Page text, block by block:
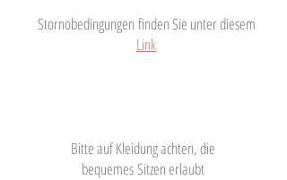
Stornobedingungen finden Sie unter diesem
Link
Bitte auf Kleidung achten, die
bequemes Sitzen erlaubt